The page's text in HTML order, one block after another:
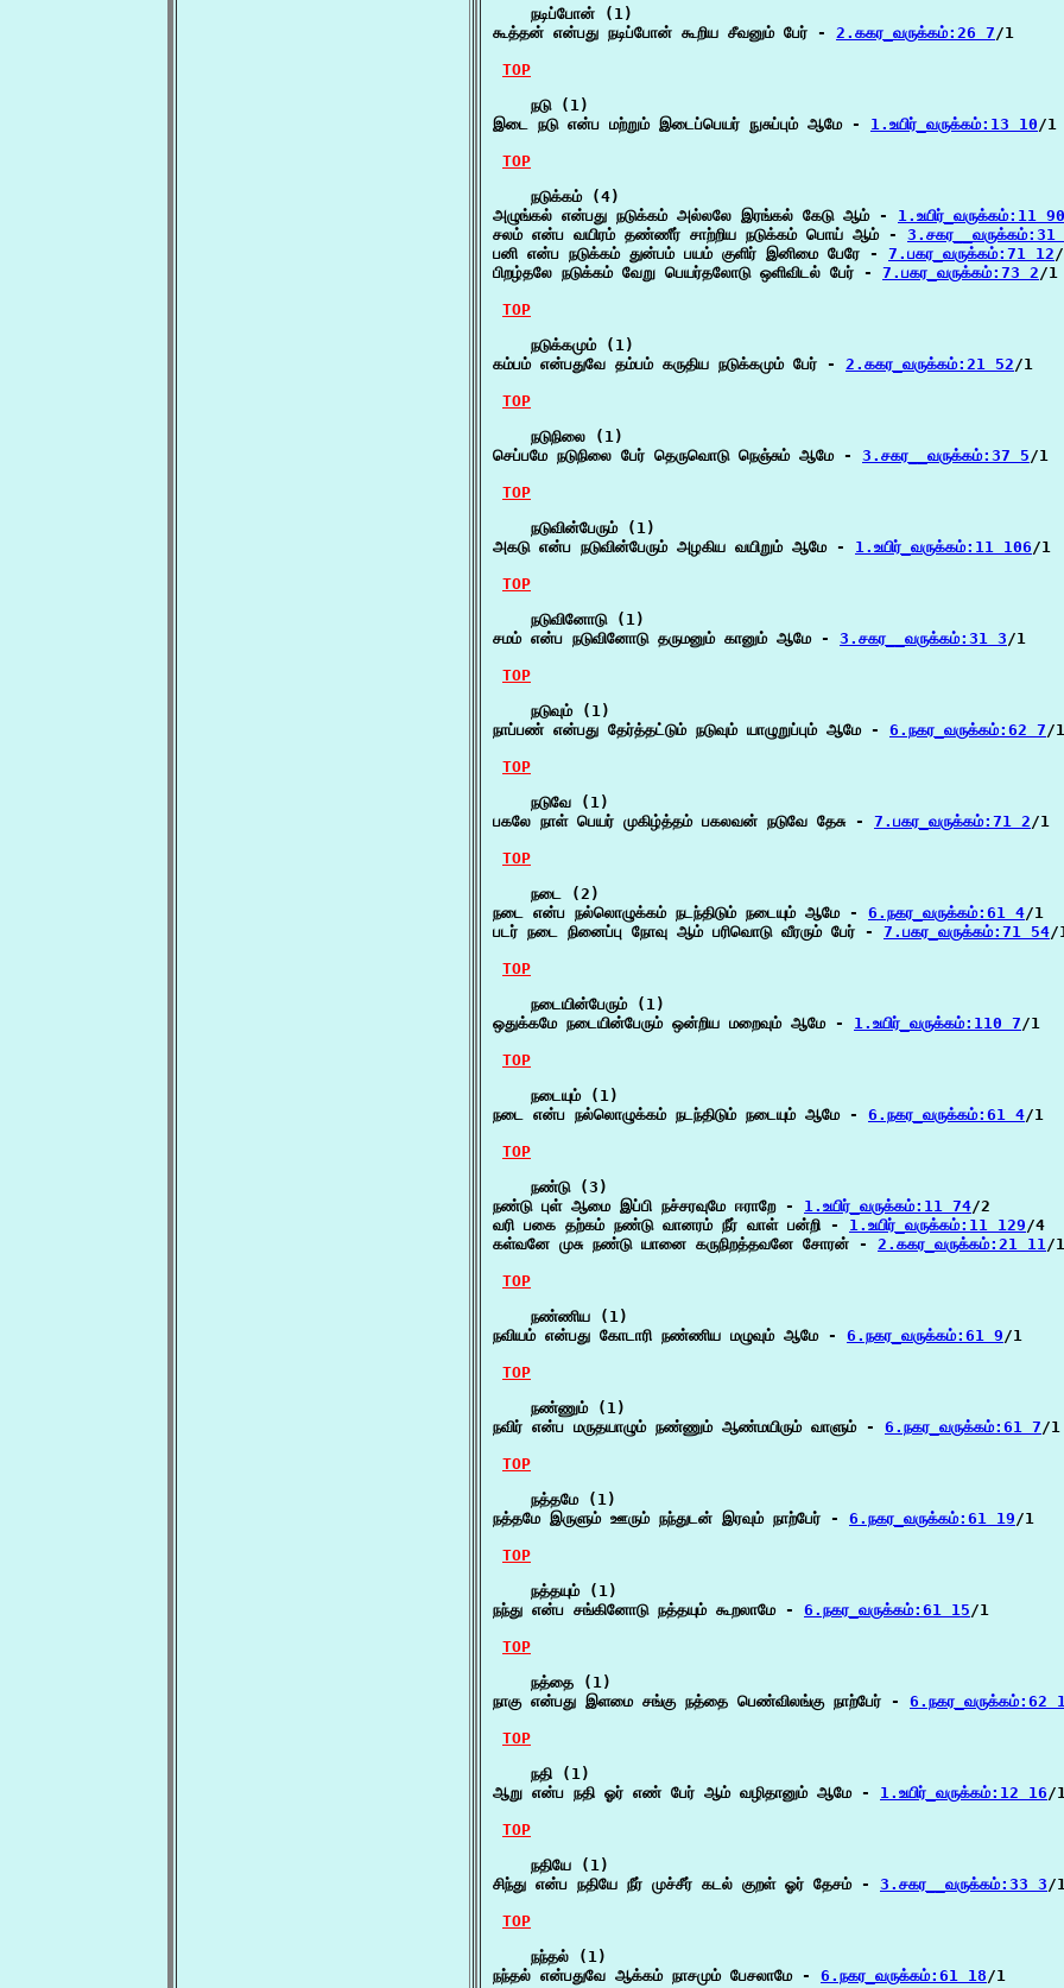
    நடிப்போன் (1)
கூத்தன் என்பது நடிப்போன் கூறிய சீவனும் பேர் - 2.ககர_வருக்கம்:26 7/1
TOP
    நடு (1)
இடை நடு என்ப மற்றும் இடைப்பெயர் நுசுப்பும் ஆமே - 1.உயிர்_வருக்கம்:13 10/1
TOP
    நடுக்கம் (4)
அழுங்கல் என்பது நடுக்கம் அல்லலே இரங்கல் கேடு ஆம் - 1.உயிர்_வருக்கம்:11 90
சலம் என்ப வயிரம் தண்ணீர் சாற்றிய நடுக்கம் பொய் ஆம் - 3.சகர__வருக்கம்:31
பனி என்ப நடுக்கம் துன்பம் பயம் குளிர் இனிமை பேரே - 7.பகர_வருக்கம்:71 12
பிறழ்தலே நடுக்கம் வேறு பெயர்தலோடு ஒளிவிடல் பேர் - 7.பகர_வருக்கம்:73 2/1
TOP
    நடுக்கமும் (1)
கம்பம் என்பதுவே தம்பம் கருதிய நடுக்கமும் பேர் - 2.ககர_வருக்கம்:21 52/1
TOP
    நடுநிலை (1)
செப்பமே நடுநிலை பேர் தெருவொடு நெஞ்சும் ஆமே - 3.சகர__வருக்கம்:37 5/1
TOP
    நடுவின்பேரும் (1)
அகடு என்ப நடுவின்பேரும் அழகிய வயிறும் ஆமே - 1.உயிர்_வருக்கம்:11 106/1
TOP
    நடுவினோடு (1)
சமம் என்ப நடுவினோடு தருமனும் கானும் ஆமே - 3.சகர__வருக்கம்:31 3/1
TOP
    நடுவும் (1)
நாப்பண் என்பது தேர்த்தட்டும் நடுவும் யாழுறுப்பும் ஆமே - 6.நகர_வருக்கம்:62 7/1
TOP
    நடுவே (1)
பகலே நாள் பெயர் முகிழ்த்தம் பகலவன் நடுவே தேசு - 7.பகர_வருக்கம்:71 2/1
TOP
    நடை (2)
நடை என்ப நல்லொழுக்கம் நடந்திடும் நடையும் ஆமே - 6.நகர_வருக்கம்:61 4/1
படர் நடை நினைப்பு நோவு ஆம் பரிவொடு வீரரும் பேர் - 7.பகர_வருக்கம்:71 54/
TOP
    நடையின்பேரும் (1)
ஒதுக்கமே நடையின்பேரும் ஒன்றிய மறைவும் ஆமே - 1.உயிர்_வருக்கம்:110 7/1
TOP
    நடையும் (1)
நடை என்ப நல்லொழுக்கம் நடந்திடும் நடையும் ஆமே - 6.நகர_வருக்கம்:61 4/1
TOP
    நண்டு (3)
நண்டு புள் ஆமை இப்பி நச்சரவுமே ஈராறே - 1.உயிர்_வருக்கம்:11 74/2
வரி பகை தற்கம் நண்டு வானரம் நீர் வாள் பன்றி - 1.உயிர்_வருக்கம்:11 129/4
கள்வனே முசு நண்டு யானை கருநிறத்தவனே சோரன் - 2.ககர_வருக்கம்:21 11/1
TOP
    நண்ணிய (1)
நவியம் என்பது கோடாரி நண்ணிய மழுவும் ஆமே - 6.நகர_வருக்கம்:61 9/1
TOP
    நண்ணும் (1)
நவிர் என்ப மருதயாழும் நண்ணும் ஆண்மயிரும் வாளும் - 6.நகர_வருக்கம்:61 7/1
TOP
    நத்தமே (1)
நத்தமே இருளும் ஊரும் நந்துடன் இரவும் நாற்பேர் - 6.நகர_வருக்கம்:61 19/1
TOP
    நத்தயும் (1)
நந்து என்ப சங்கினோடு நத்தயும் கூறலாமே - 6.நகர_வருக்கம்:61 15/1
TOP
    நத்தை (1)
நாகு என்பது இளமை சங்கு நத்தை பெண்விலங்கு நாற்பேர் - 6.நகர_வருக்கம்:62
TOP
    நதி (1)
ஆறு என்ப நதி ஓர் எண் பேர் ஆம் வழிதானும் ஆமே - 1.உயிர்_வருக்கம்:12 16/
TOP
    நதியே (1)
சிந்து என்ப நதியே நீர் முச்சீர் கடல் குறள் ஓர் தேசம் - 3.சகர__வருக்கம்:33 3/
TOP
    நந்தல் (1)
நந்தல் என்பதுவே ஆக்கம் நாசமும் பேசலாமே - 6.நகர_வருக்கம்:61 18/1